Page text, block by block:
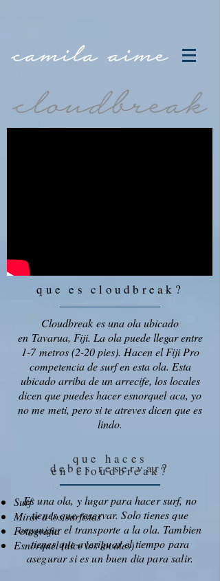
que es cloudbreak?
Cloudbreak es una ola ubicado
en Tavarua, Fiji. La ola puede llegar entre
1-7 metros (2-20 pies). Hacen el Fiji Pro
competencia de surf en esta ola. Esta
ubicado arriba de un arrecife, los locales
dicen que puedes hacer esnorquel aca, yo
no me meti, pero si te atreves dicen que es
lindo.
que haces
encloudbreak?
Surf
Mirar a los surfistas
Fotografia
Esnorquel (dice los locales)
debes reservar?
Es una ola, y lugar para hacer surf, no
tienes que reservar. Solo tienes que
organizar el transporte a la ola. Tambien
tienes que averiguar el tiempo para
asegurar si es un buen dia para salir.